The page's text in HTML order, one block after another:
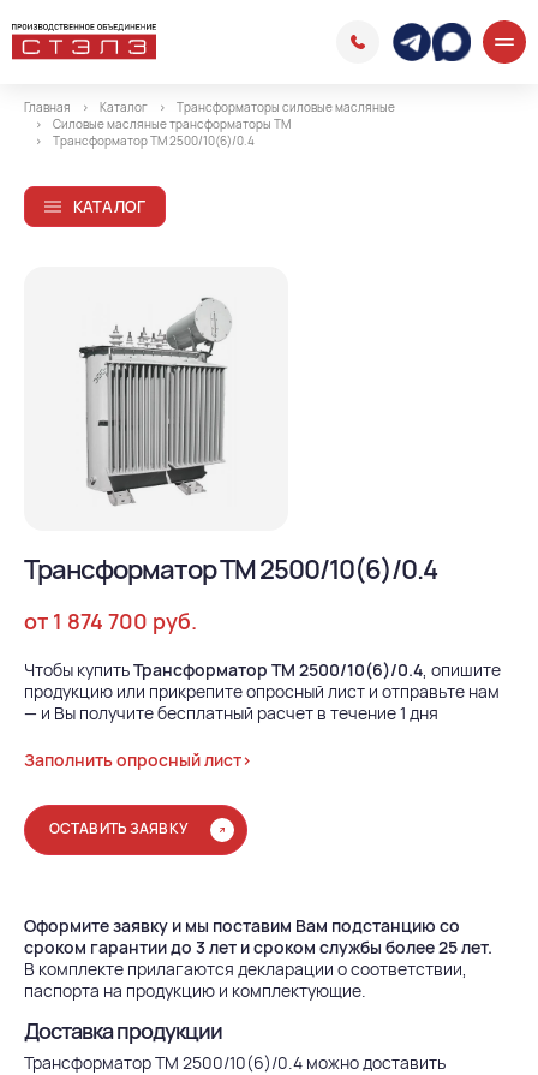
Главная Каталог
Трансформаторы силовые масляные
Силовые масляные трансформаторы ТМ
Трансформатор ТМ 2500/10(6)/0.4
КАТАЛОГ
Трансформатор ТМ 2500/10(6)/0.4
от 1 874 700 руб.
Чтобы купитьТрансформатор ТМ 2500/10(6)/0.4, опишите
продукцию или прикрепите опросный лист и отправьте нам
— и Вы получите бесплатный расчет в течение 1 дня
Заполнить опросный лист>
ОСТАВИТЬ ЗАЯВКУ
Оформите заявку и мы поставим Вам подстанцию со
сроком гарантии до 3 лет и сроком службы более 25 лет.
В комплекте прилагаются декларации о соответствии,
паспорта на продукцию и комплектующие.
Доставка продукции
Трансформатор ТМ 2500/10(6)/0.4 можно доставить